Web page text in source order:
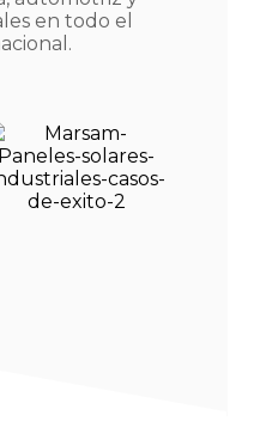
en todo el